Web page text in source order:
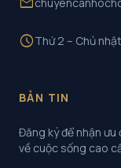
scheduleThứ 2 – Chủ
BẢN TIN
Đăng ký để nhận
về cuộc sống cao